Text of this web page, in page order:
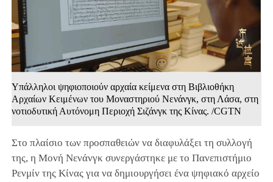
Υπάλληλοι ψηφιοποιούν αρχαία κείμενα στη Βιβλιοθήκη
Αρχαίων Κειμένων του Μοναστηριού Νενάνγκ, στη Λάσα, στη
νοτιοδυτική Αυτόνομη Περιοχή Σιζάνγκ της Κίνας. /CGTN
Στο πλαίσιο των προσπαθειών να διαφυλάξει τη συλλογή
της, η Μονή Νενάνγκ συνεργάστηκε με το Πανεπιστήμιο
Ρενμίν της Κίνας για να δημιουργήσει ένα ψηφιακό αρχείο